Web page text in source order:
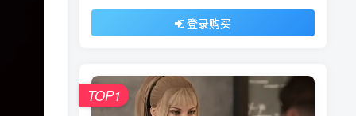
登录购买
TOP1